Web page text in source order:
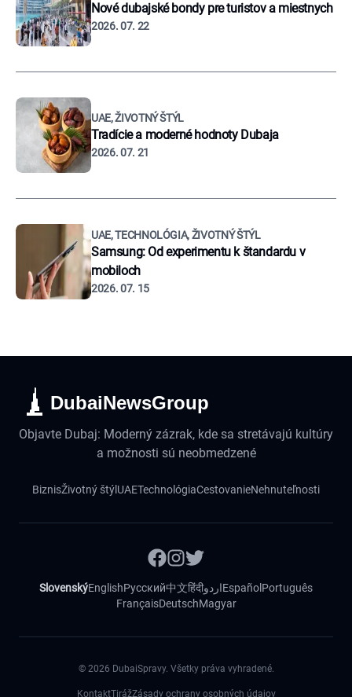
Nové dubajské bondy pre turistov a miestnych
2026. 07. 22
UAE, ŽIVOTNÝ ŠTÝL
Tradície a moderné hodnoty Dubaja
2026. 07. 21
UAE, TECHNOLÓGIA, ŽIVOTNÝ ŠTÝL
Samsung: Od experimentu k štandardu v
mobiloch
2026. 07. 15
DubaiNewsGroup
Objavte Dubaj: Moderný zázrak, kde sa stretávajú kultúry
a možnosti sú neobmedzené
BiznisŽivotný štýl UAETechnológiaCestovanieNehnuteľnosti
SlovenskýEnglishРусский中文हिंदीاردوEspañol Português
FrançaisDeutschMagyar
© 2026 DubaiSpravy. Všetky práva vyhradené.
KontaktTirážZásady ochrany osobných údajov